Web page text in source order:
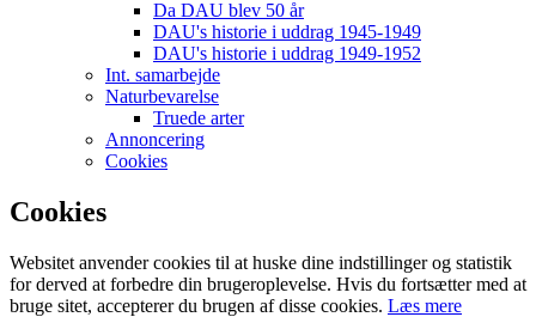
Da DAU blev 50 år
DAU's historie i uddrag 1945-1949
DAU's historie i uddrag 1949-1952
Int. samarbejde
Naturbevarelse
Truede arter
Annoncering
Cookies
Cookies
Websitet anvender cookies til at huske dine indstillinger og statistik
for derved at forbedre din brugeroplevelse. Hvis du fortsætter med at
bruge sitet, accepterer du brugen af disse cookies. Læs mere